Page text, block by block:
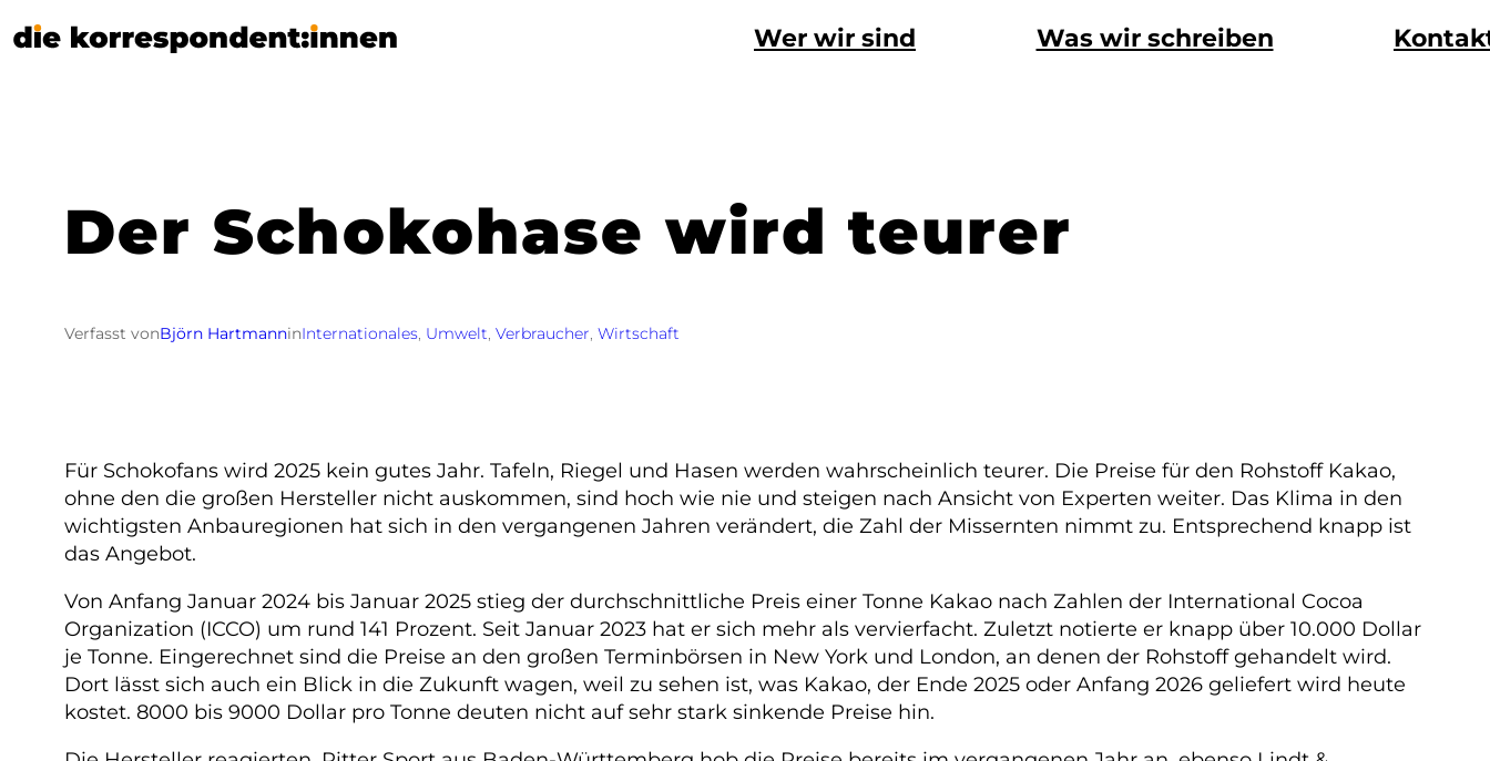
Wer wir sind Was wir schreiben
Der Schokohase wird teurer
Verfasst vonBjörn HartmanninInternationales, Umwelt, Verbraucher, Wirtschaft
Für Schokofans wird 2025 kein gutes Jahr. Tafeln, Riegel und Hasen werden wahrscheinlich teurer. Die Preise für den Rohstoff Kakao,
ohne den die großen Hersteller nicht auskommen, sind hoch wie nie und steigen nach Ansicht von Experten weiter. Das Klima in den
wichtigsten Anbauregionen hat sich in den vergangenen Jahren verändert, die Zahl der Missernten nimmt zu. Entsprechend knapp ist
das Angebot.
Von Anfang Januar 2024 bis Januar 2025 stieg der durchschnittliche Preis einer Tonne Kakao nach Zahlen der International Cocoa
Organization (ICCO) um rund 141 Prozent. Seit Januar 2023 hat er sich mehr als vervierfacht. Zuletzt notierte er knapp über 10.000 Dollar
je Tonne. Eingerechnet sind die Preise an den großen Terminbörsen in New York und London, an denen der Rohstoff gehandelt wird.
Dort lässt sich auch ein Blick in die Zukunft wagen, weil zu sehen ist, was Kakao, der Ende 2025 oder Anfang 2026 geliefert wird heute
kostet. 8000 bis 9000 Dollar pro Tonne deuten nicht auf sehr stark sinkende Preise hin.